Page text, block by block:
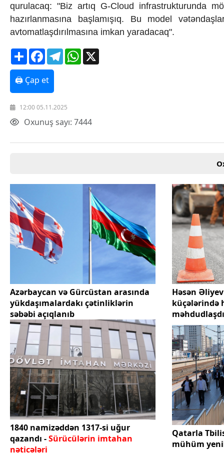
Texnologiya
Mətbuat-150
Əlaqə
qurulacaq: "Biz artıq G-Cloud infrastrukturunda m
hazırlanmasına başlamışıq. Bu model vətənda
avtomatlaşdırılmasına imkan yaradacaq".
ShareFacebookTelegramWhatsApp
🖨 Çap et
12:00 05.11.2025
Oxunuş sayı: 7444
Azərbaycan və Gürcüstan arasında
yükdaşımalardakı çətinliklərin
səbəbi açıqlanıb
Həsən
küçələrində
1840 namizəddən 1317-si uğur
qazandı -Sürücülərin imtahan
nəticələri
Qatarla
mühüm